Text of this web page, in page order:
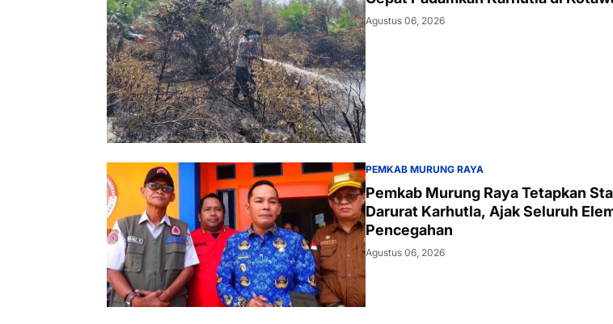
Agustus 06, 2026
PEMKAB MURUNG RAYA
Pemkab Murung Raya Tetapkan
Darurat Karhutla, Ajak Seluruh
Pencegahan
Agustus 06, 2026